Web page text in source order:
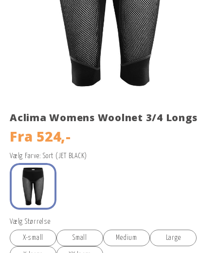
Aclima Womens Woolnet 3/4 Longs
Fra 524,-
Vælg Farve: Sort (JET BLACK)
Vælg Størrelse
X-small Small Medium Large